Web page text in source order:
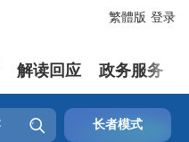
登录
繁體版
解读回应 政务服务
 长者模式